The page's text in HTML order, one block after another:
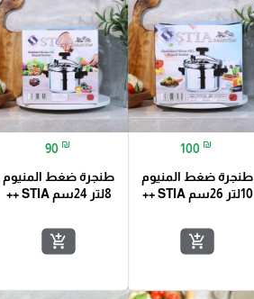
100 ₪
طنجرة ضغط المنيوم
10لتر 26سم STIA ++
add_shopping_cart
90 ₪
طنجرة ضغط المنيوم
8لتر 24سم STIA ++
add_shopping_cart